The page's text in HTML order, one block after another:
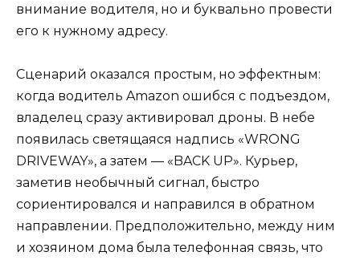
внимание водителя, но и буквально провести
его к нужному адресу.
Сценарий оказался простым, но эффектным:
когда водитель Amazon ошибся с подъездом,
владелец сразу активировал дроны. В небе
появилась светящаяся надпись «WRONG
DRIVEWAY», а затем — «BACK UP». Курьер,
заметив необычный сигнал, быстро
сориентировался и направился в обратном
направлении. Предположительно, между ним
и хозяином дома была телефонная связь, что